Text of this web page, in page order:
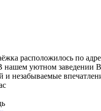
расположилось по
нашем уютном заведении
и незабываемые